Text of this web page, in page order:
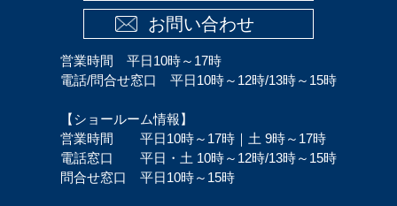
お問い合わせ
営業時間 平日10時～17時
電話/問合せ窓口 平日10時～12時/13時～15時
【ショールーム情報】
営業時間 平日10時～17時｜土 9時～17時
電話窓口 平日・土 10時～12時/13時～15時
問合せ窓口 平日10時～15時